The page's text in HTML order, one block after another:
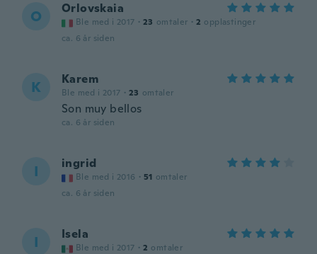
O Orlovskaia
Ble med i 2017 · 23 omtaler · 2 opplastinger
ca. 6 år siden
K Karem
Ble med i 2017 · 23 omtaler
Son muy bellos
ca. 6 år siden
I ingrid
Ble med i 2016 · 51 omtaler
ca. 6 år siden
I Isela
Ble med i 2017 · 2 omtaler